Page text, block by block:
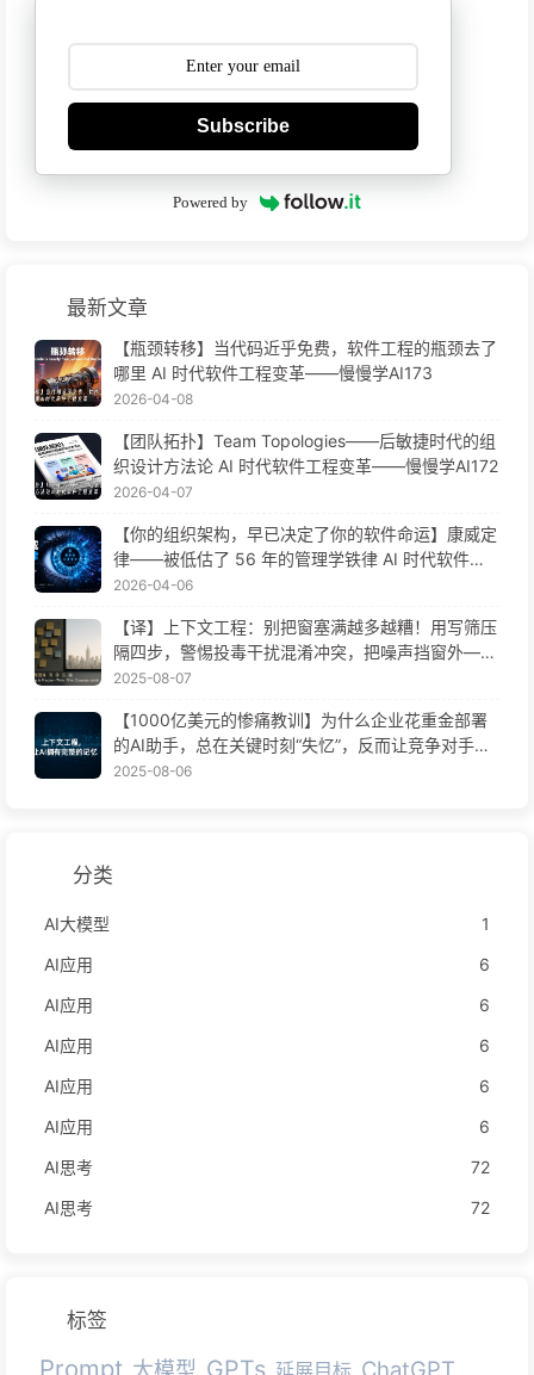
Subscribe
Powered by
最新文章
【瓶颈转移】当代码近乎免费，软件工程的瓶颈去了
哪里 AI 时代软件工程变革——慢慢学AI173
2026-04-08
【团队拓扑】Team Topologies——后敏捷时代的组
织设计方法论 AI 时代软件工程变革——慢慢学AI172
2026-04-07
【你的组织架构，早已决定了你的软件命运】康威定
律——被低估了 56 年的管理学铁律 AI 时代软件工
程变革——慢慢学AI171
2026-04-06
【译】上下文工程：别把窗塞满越多越糟！用写筛压
隔四步，警惕投毒干扰混淆冲突，把噪声挡窗外——
慢慢学AI170
2025-08-07
【1000亿美元的惨痛教训】为什么企业花重金部署
的AI助手，总在关键时刻“失忆”，反而让竞争对手实
现90%性能提升？——慢慢学AI169
2025-08-06
分类
AI大模型
1
AI应用
6
AI应用
6
AI应用
6
AI应用
6
AI应用
6
AI思考
72
AI思考
72
标签
Prompt 大模型 GPTs 延展目标 ChatGPT